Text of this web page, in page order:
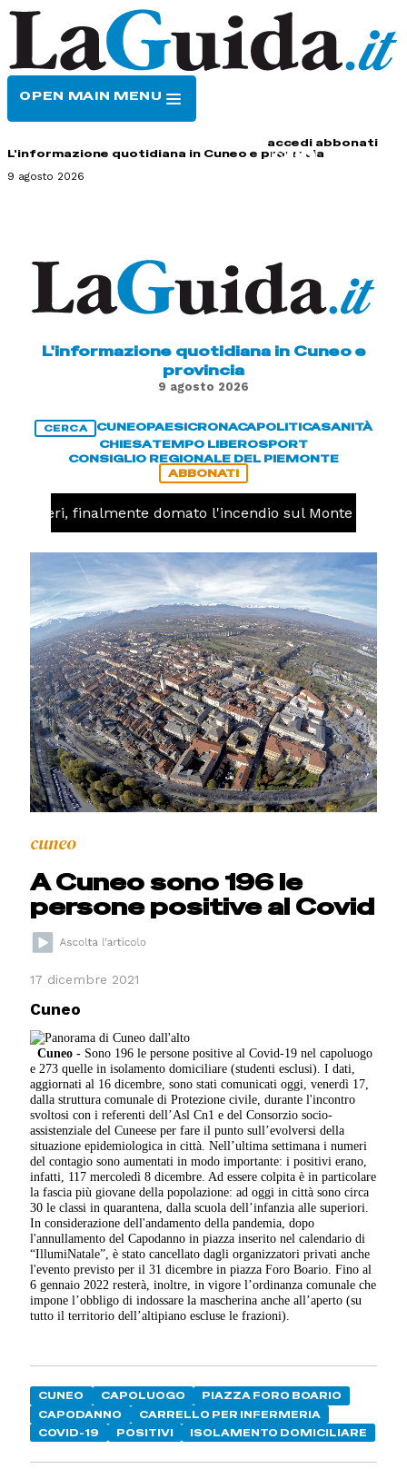
OPEN MAIN MENU
accedi abbonati
L'informazione quotidiana in Cuneo e provincia
9 agosto 2026
L'informazione quotidiana in Cuneo e
provincia
9 agosto 2026
CERCA CUNEOPAESICRONACAPOLITICASANITÀ
CHIESATEMPO LIBEROSPORT
CONSIGLIO REGIONALE DEL PIEMONTE
ABBONATI
Valdieri, finalmente domato l'incendio sul Monte Piastra
cuneo
A Cuneo sono 196 le
persone positive al Covid
17 dicembre 2021
Cuneo
Cuneo - Sono 196 le persone positive al Covid-19 nel capoluogo
e 273 quelle in isolamento domiciliare (studenti esclusi). I dati,
aggiornati al 16 dicembre, sono stati comunicati oggi, venerdì 17,
dalla struttura comunale di Protezione civile, durante l'incontro
svoltosi con i referenti dell’Asl Cn1 e del Consorzio socio-
assistenziale del Cuneese per fare il punto sull’evolversi della
situazione epidemiologica in città. Nell’ultima settimana i numeri
del contagio sono aumentati in modo importante: i positivi erano,
infatti, 117 mercoledì 8 dicembre. Ad essere colpita è in particolare
la fascia più giovane della popolazione: ad oggi in città sono circa
30 le classi in quarantena, dalla scuola dell’infanzia alle superiori.
In considerazione dell'andamento della pandemia, dopo
l'annullamento del Capodanno in piazza inserito nel calendario di
“IllumiNatale”, è stato cancellato dagli organizzatori privati anche
l'evento previsto per il 31 dicembre in piazza Foro Boario. Fino al
6 gennaio 2022 resterà, inoltre, in vigore l’ordinanza comunale che
impone l’obbligo di indossare la mascherina anche all’aperto (su
tutto il territorio dell’altipiano escluse le frazioni).
CUNEO CAPOLUOGO
PIAZZA FORO BOARIO
CAPODANNO
CARRELLO PER INFERMERIA
COVID-19
POSITIVI ISOLAMENTO DOMICILIARE